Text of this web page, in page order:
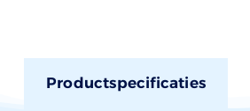
Productspecificaties